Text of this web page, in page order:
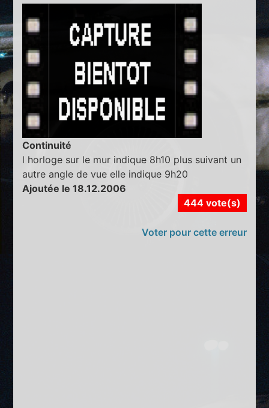
Continuité
l horloge sur le mur indique 8h10 plus suivant un
autre angle de vue elle indique 9h20
Ajoutée le 18.12.2006
444 vote(s)
Voter pour cette erreur